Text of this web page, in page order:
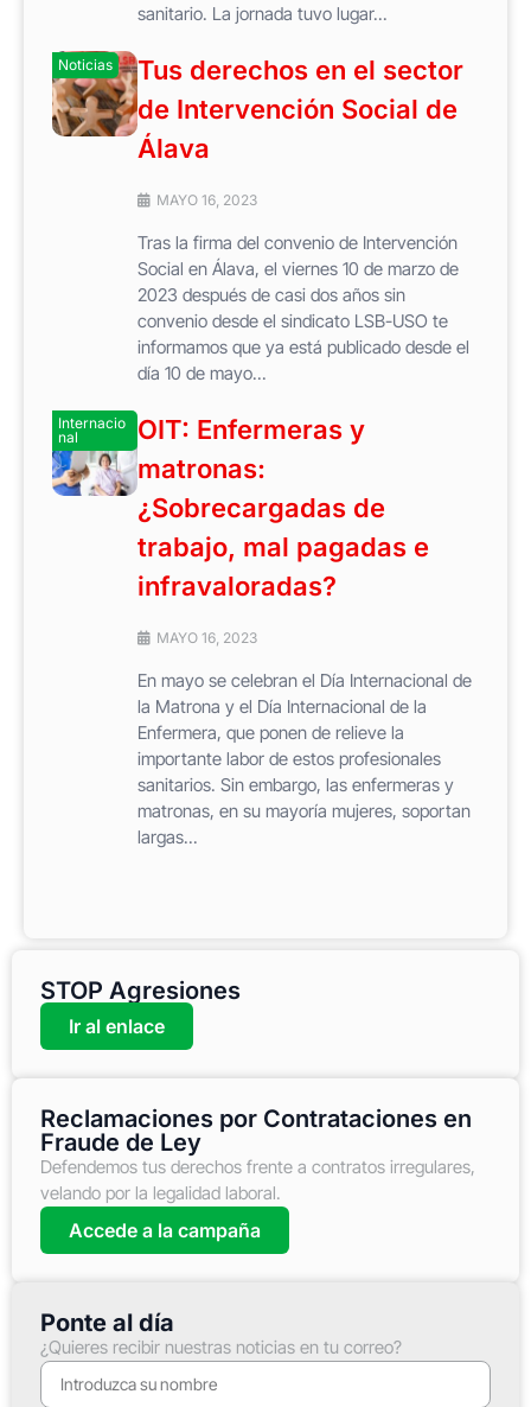
sanitario. La jornada tuvo lugar...
Noticias
Tus derechos en el sector
de Intervención Social de
Álava
MAYO 16, 2023
Tras la firma del convenio de Intervención
Social en Álava, el viernes 10 de marzo de
2023 después de casi dos años sin
convenio desde el sindicato LSB-USO te
informamos que ya está publicado desde el
día 10 de mayo...
Internacio
nal
OIT: Enfermeras y
matronas:
¿Sobrecargadas de
trabajo, mal pagadas e
infravaloradas?
MAYO 16, 2023
En mayo se celebran el Día Internacional de
la Matrona y el Día Internacional de la
Enfermera, que ponen de relieve la
importante labor de estos profesionales
sanitarios. Sin embargo, las enfermeras y
matronas, en su mayoría mujeres, soportan
largas...
STOP Agresiones
Ir al enlace
Reclamaciones por Contrataciones en
Fraude de Ley
Defendemos tus derechos frente a contratos irregulares,
velando por la legalidad laboral.
Accede a la campaña
Ponte al día
¿Quieres recibir nuestras noticias en tu correo?